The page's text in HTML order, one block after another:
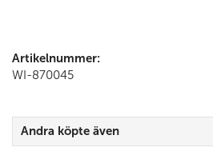
Artikelnummer:
WI-870045
Andra köpte även